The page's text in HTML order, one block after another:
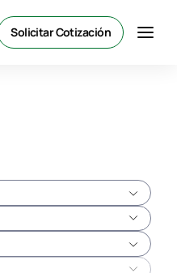
Solicitar Cotización